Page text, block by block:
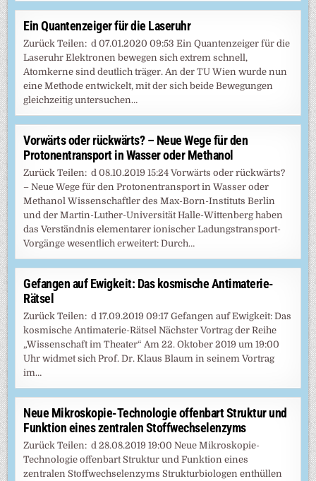
Ein Quantenzeiger für die Laseruhr
Zurück Teilen: d 07.01.2020 09:53 Ein Quantenzeiger für die
Laseruhr Elektronen bewegen sich extrem schnell,
Atomkerne sind deutlich träger. An der TU Wien wurde nun
eine Methode entwickelt, mit der sich beide Bewegungen
gleichzeitig untersuchen…
Vorwärts oder rückwärts? – Neue Wege für den
Protonentransport in Wasser oder Methanol
Zurück Teilen: d 08.10.2019 15:24 Vorwärts oder rückwärts?
– Neue Wege für den Protonentransport in Wasser oder
Methanol Wissenschaftler des Max-Born-Instituts Berlin
und der Martin-Luther-Universität Halle-Wittenberg haben
das Verständnis elementarer ionischer Ladungstransport-
Vorgänge wesentlich erweitert: Durch…
Gefangen auf Ewigkeit: Das kosmische Antimaterie-
Rätsel
Zurück Teilen: d 17.09.2019 09:17 Gefangen auf Ewigkeit: Das
kosmische Antimaterie-Rätsel Nächster Vortrag der Reihe
„Wissenschaft im Theater“ Am 22. Oktober 2019 um 19:00
Uhr widmet sich Prof. Dr. Klaus Blaum in seinem Vortrag
im…
Neue Mikroskopie-Technologie offenbart Struktur und
Funktion eines zentralen Stoffwechselenzyms
Zurück Teilen: d 28.08.2019 19:00 Neue Mikroskopie-
Technologie offenbart Struktur und Funktion eines
zentralen Stoffwechselenzyms Strukturbiologen enthüllen